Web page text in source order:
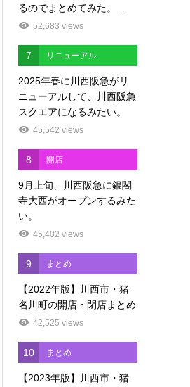
るのでまとめてみた。...
52,683 views
7 リニューアル
2025年春に川西阪急がリ
ニューアルして、川西阪急
スクエアになるみたい。
45,542 views
8 開店
9月上旬、川西阪急に銀閣
寺大西がオープンするみた
い。
45,402 views
9 まとめ
【2022年版】川西市・猪
名川町の開店・閉店まとめ
42,525 views
10 まとめ
【2023年版】川西市・猪